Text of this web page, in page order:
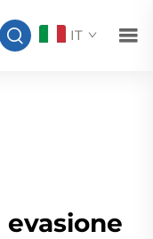
IT